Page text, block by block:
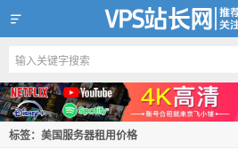
VPS站长网
标签：美国服务器租用价格